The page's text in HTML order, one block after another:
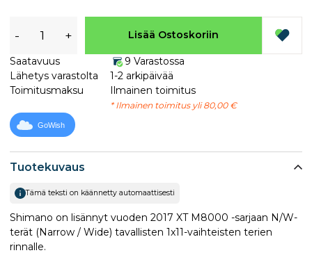
Tuotekuvaus
Tämä teksti on käännetty automaattisesti
Shimano on lisännyt vuoden 2017 XT M8000 -sarjaan N/W-
terät (Narrow / Wide) tavallisten 1x11-vaihteisten terien
rinnalle.
- + Lisää Ostoskoriin
Saatavuus
9 Varastossa
Lähetys varastolta
1-2 arkipäivää
Toimitusmaksu
Ilmainen toimitus
* Ilmainen toimitus yli 80,00 €
GoWish